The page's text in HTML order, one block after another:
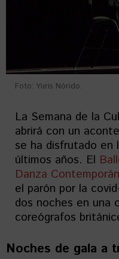
Foto: Yuris Nórido.
La Semana de la
abrirá con un
se ha disfrutado en
últimos años. El
Danza
el parón por la
dos noches en una
coreógrafos
Noches de gala a